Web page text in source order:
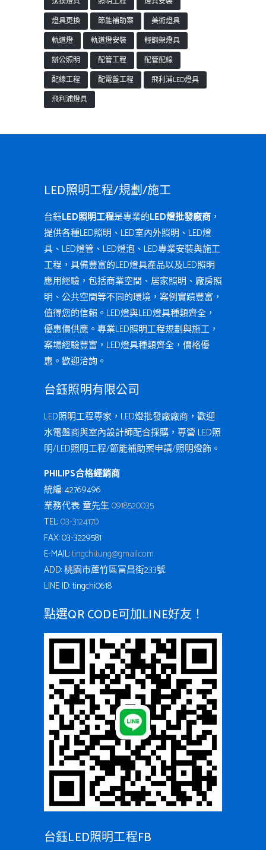
燈具更換
節能補助案
美術燈具
軌道燈
軌道燈安裝
輕鋼架燈具
辦公照明
配管工程
配管配線
配線工程
配電盤工程
飛利浦LED燈具
飛利浦燈具
LED照明工程/規劃/施工
台鈺LED照明工程是專業的LED燈批發廠商 ，
提供各種LED照明、LED室內外照明、LED燈
具、LED燈管、LED燈泡、LED專業安裝與施工
工程，具備豐富的LED燈具產品以及LED照明
應用經驗，包括商業空間、居家照明、廠房照
明、公共空間等不同的環境，案例實蹟豐富，
值得您的信賴。LED燈與LED燈具種類齊全，
優惠價供應。專業LED照明工程規劃與施工，
案場經驗豐富，LED燈具種類齊全，價格優
惠。歡迎洽詢。
台鈺照明有限公司
LED照明工程專家，LED燈批發廠廠商，歡迎
水電盤商與室內設計師配合採購，專營 LED照
明/LED照明工程/節能補助案申請/照明燈飾。
PHILIPS合格經銷商
統編: 42769496
業務代表: 童先生0918520035
TEL:03-3124170
FAX: 03-3229581
E-MAIL:tingchi.tung@gmail.com
ADD: 桃園市蘆竹區富昌街233號
LINE ID: tingchi0618
點選QR CODE可加LINE好友！
台鈺LED照明工程FB